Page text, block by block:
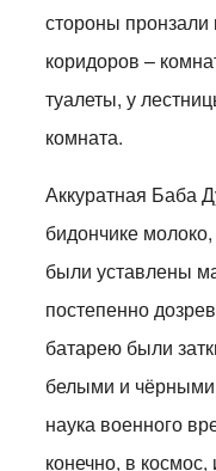
стороны
коридоров –
туалеты, у
комната.
Аккуратная Баба
бидончике
были уставлены
постепенно
батарею были
белыми и чёрными
наука военного
конечно, в космос,